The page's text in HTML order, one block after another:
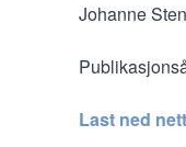
Johanne
Last ned